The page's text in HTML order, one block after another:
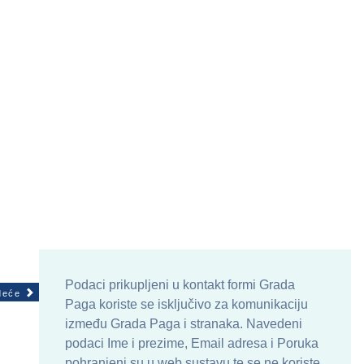
Podaci prikupljeni u kontakt formi Grada
Paga koriste se isključivo za komunikaciju
između Grada Paga i stranaka. Navedeni
podaci Ime i prezime, Email adresa i Poruka